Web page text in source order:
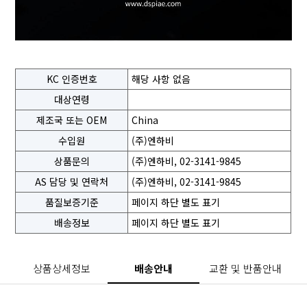
KC 인증번호
해당 사항 없음
대상연령
제조국 또는 OEM
China
수입원
(주)엔하비
상품문의
(주)엔하비, 02-3141-9845
AS 담당 및 연락처
(주)엔하비, 02-3141-9845
품질보증기준
페이지 하단 별도 표기
배송정보
페이지 하단 별도 표기
상품상세정보 배송안내 교환 및 반품안내